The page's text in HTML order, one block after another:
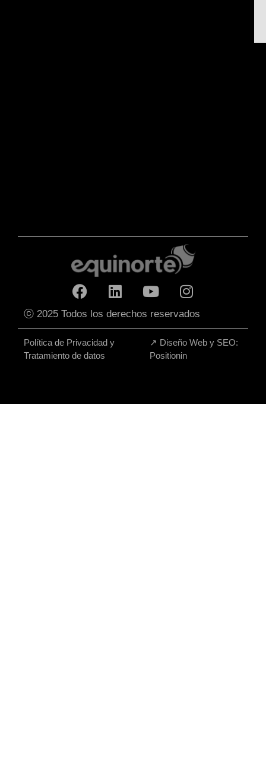
ⓒ 2025 Todos los derechos reservados
Política de Privacidad y
Tratamiento de datos
↗ Diseño Web y SEO:
Positionin